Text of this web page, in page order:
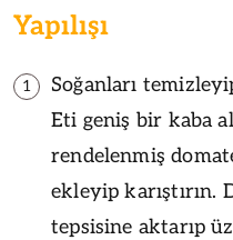
Yapılışı
1
Soğanları
Eti geniş bir kaba
rendelenmiş
ekleyip karıştırın.
tepsisine aktarıp